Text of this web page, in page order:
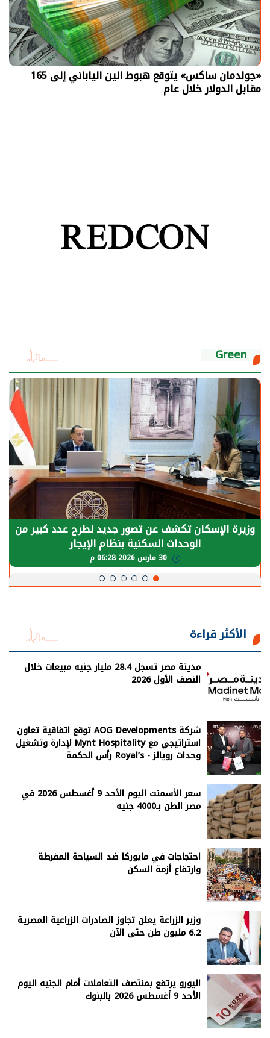
«جولدمان ساكس» يتوقع هبوط الين الياباني إلى 165
مقابل الدولار خلال عام
Green
وزيرة الإسكان تكشف عن تصور جديد لطرح عدد كبير من
الوحدات السكنية بنظام الإيجار
الأكثر قراءة
مدينة مصر تسجل 28.4 مليار جنيه مبيعات خلال
النصف الأول 2026
شركة AOG Developments توقع اتفاقية تعاون
استراتيجي مع Mynt Hospitality لإدارة وتشغيل
وحدات رويالز - Royal’s رأس الحكمة
سعر الأسمنت اليوم الأحد 9 أغسطس 2026 في
مصر الطن بـ4000 جنيه
احتجاجات في مايوركا ضد السياحة المفرطة
وارتفاع أزمة السكن
وزير الزراعة يعلن تجاوز الصادرات الزراعية المصرية
6.2 مليون طن حتى الآن
اليورو يرتفع بمنتصف التعاملات أمام الجنيه اليوم
الأحد 9 أغسطس 2026 بالبنوك